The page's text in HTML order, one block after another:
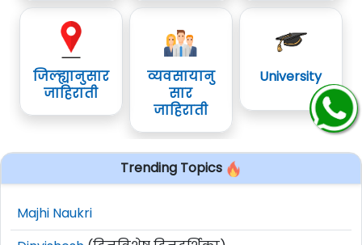
जिल्ह्यानुसार
जाहिराती
व्यवसायानु
सार
जाहिराती
University
Trending Topics
Majhi Naukri